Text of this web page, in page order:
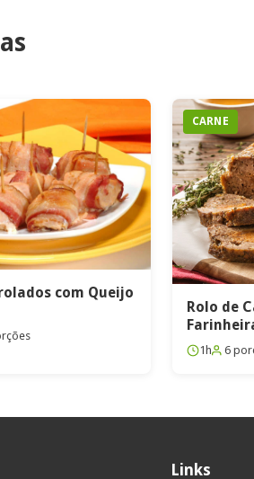
com Queijo
CARNE
Rolo de Carne Recheado com
1h 6
Links